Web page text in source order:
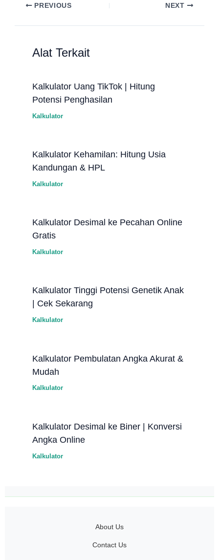
PREVIOUS NEXT
Alat Terkait
Kalkulator Uang TikTok | Hitung
Potensi Penghasilan
Kalkulator
Kalkulator Kehamilan: Hitung Usia
Kandungan & HPL
Kalkulator
Kalkulator Desimal ke Pecahan Online
Gratis
Kalkulator
Kalkulator Tinggi Potensi Genetik Anak
| Cek Sekarang
Kalkulator
Kalkulator Pembulatan Angka Akurat &
Mudah
Kalkulator
Kalkulator Desimal ke Biner | Konversi
Angka Online
Kalkulator
About Us
Contact Us